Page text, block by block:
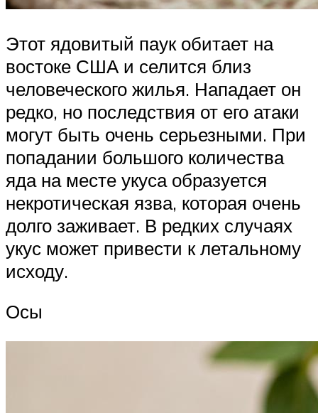
Этот ядовитый паук обитает на
востоке США и селится близ
человеческого жилья. Нападает он
редко, но последствия от его атаки
могут быть очень серьезными. При
попадании большого количества
яда на месте укуса образуется
некротическая язва, которая очень
долго заживает. В редких случаях
укус может привести к летальному
исходу.
Осы